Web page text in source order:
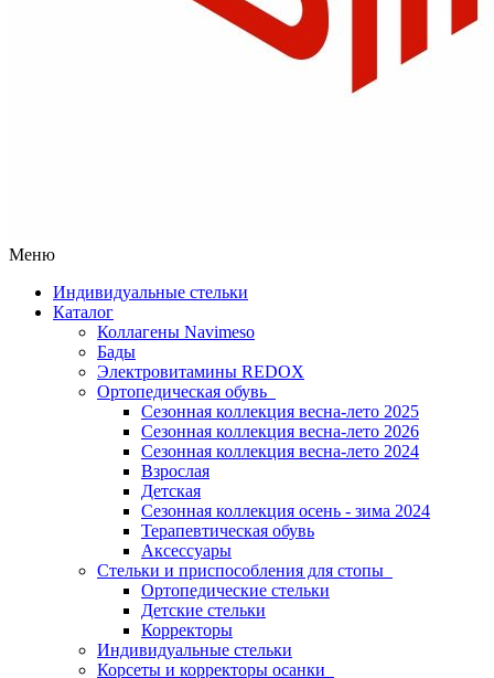
Меню
Индивидуальные стельки
Каталог
Коллагены Navimeso
Бады
Электровитамины REDOX
Ортопедическая обувь
Сезонная коллекция весна-лето 2025
Сезонная коллекция весна-лето 2026
Сезонная коллекция весна-лето 2024
Взрослая
Детская
Сезонная коллекция осень - зима 2024
Терапевтическая обувь
Аксессуары
Стельки и приспособления для стопы
Ортопедические стельки
Детские стельки
Корректоры
Индивидуальные стельки
Корсеты и корректоры осанки